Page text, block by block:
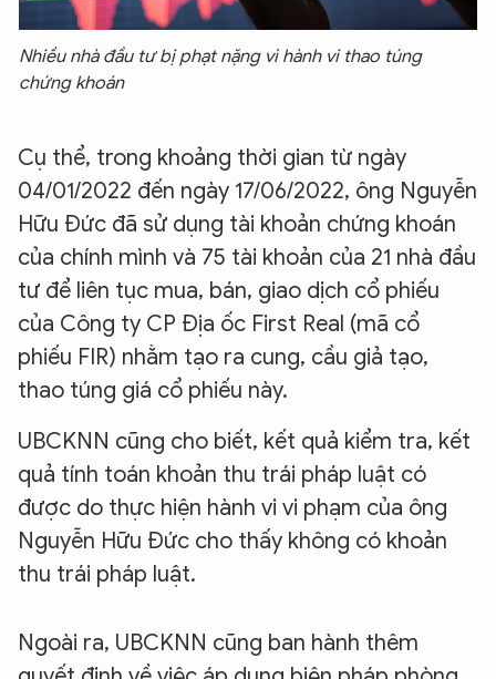
Nhiều nhà đầu tư bị phạt nặng vì hành vi thao túng
chứng khoán
Cụ thể, trong khoảng thời gian từ ngày
04/01/2022 đến ngày 17/06/2022, ông Nguyễn
Hữu Đức đã sử dụng tài khoản chứng khoán
của chính mình và 75 tài khoản của 21 nhà đầu
tư để liên tục mua, bán, giao dịch cổ phiếu
của Công ty CP Địa ốc First Real (mã cổ
phiếu FIR) nhằm tạo ra cung, cầu giả tạo,
thao túng giá cổ phiếu này.
UBCKNN cũng cho biết, kết quả kiểm tra, kết
quả tính toán khoản thu trái pháp luật có
được do thực hiện hành vi vi phạm của ông
Nguyễn Hữu Đức cho thấy không có khoản
thu trái pháp luật.
Ngoài ra, UBCKNN cũng ban hành thêm